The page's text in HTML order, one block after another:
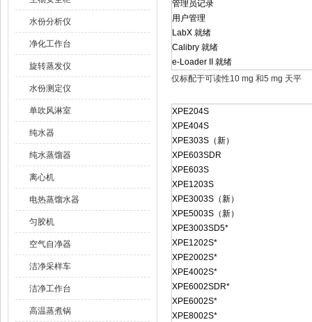
水份分析仪
净化工作台
旋转蒸发仪
水份测定仪
单吹风淋室
纯水器
纯水蒸馏器
离心机
电热蒸馏水器
匀胶机
空气自净器
洁净采样车
洁净工作台
高温蒸煮锅
管理员记录
用户管理
LabX 就绪
Calibry 就绪
e-Loader II 就绪
仅标配于可读性10 mg 和5 mg 天平
XPE204S
XPE404S
XPE303S（新）
XPE603SDR
XPE603S
XPE1203S
XPE3003S（新）
XPE5003S（新）
XPE3003SD5*
XPE1202S*
XPE2002S*
XPE4002S*
XPE6002SDR*
XPE6002S*
XPE8002S*